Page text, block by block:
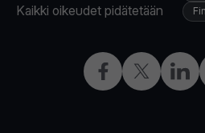
Kaikki oikeudet pidätetään
Facebook
X